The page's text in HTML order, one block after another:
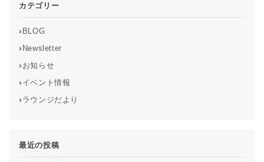
カテゴリー
› BLOG
› Newsletter
› お知らせ
› イベント情報
› ラウンジだより
最近の投稿